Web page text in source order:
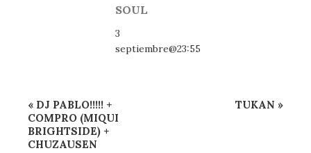
SOUL
3
septiembre@23:55
Navegación
del
Evento
« DJ PABLO!!!!! +
COMPRO (MIQUI
BRIGHTSIDE) +
CHUZAUSEN
TUKAN »